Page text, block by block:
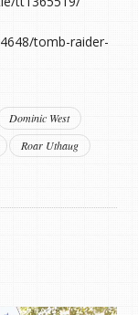
tomb-raider-
Dominic West
Roar Uthaug